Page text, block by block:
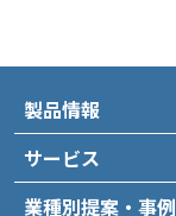
製品情報
サービス
業種別提案・事例